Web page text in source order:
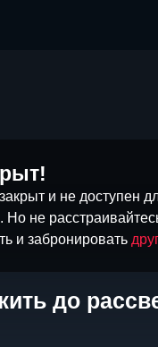
и не доступен
Но не
и забронировать
до